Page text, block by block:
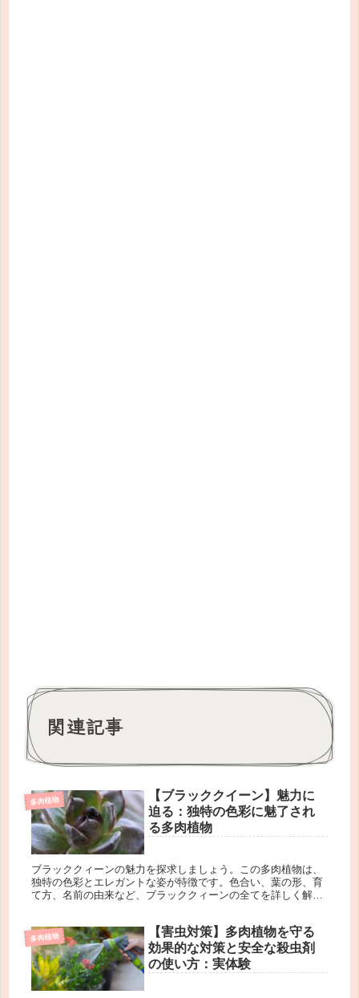
関連記事
多肉植物
【ブラッククイーン】魅力に
迫る：独特の色彩に魅了され
る多肉植物
ブラッククィーンの魅力を探求しましょう。この多肉植物は、
独特の色彩とエレガントな姿が特徴です。色合い、葉の形、育
て方、名前の由来など、ブラッククィーンの全てを詳しく解説
多肉植物
【害虫対策】多肉植物を守る
効果的な対策と安全な殺虫剤
の使い方：実体験